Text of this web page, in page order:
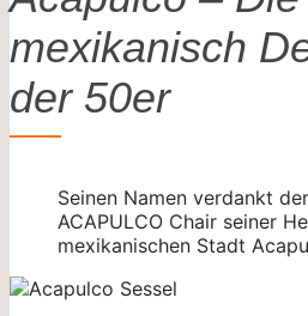
mexikanisch
der 50er
Seinen Namen verdankt
ACAPULCO Chair seiner
mexikanischen Stadt